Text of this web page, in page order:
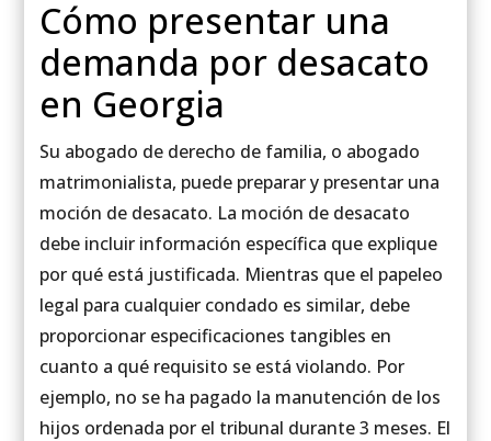
Cómo presentar una
demanda por desacato
en Georgia
Su abogado de derecho de familia, o abogado
matrimonialista, puede preparar y presentar una
moción de desacato. La moción de desacato
debe incluir información específica que explique
por qué está justificada. Mientras que el papeleo
legal para cualquier condado es similar, debe
proporcionar especificaciones tangibles en
cuanto a qué requisito se está violando. Por
ejemplo, no se ha pagado la manutención de los
hijos ordenada por el tribunal durante 3 meses. El